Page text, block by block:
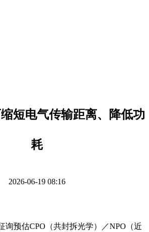
短电气传输距离、降低功
耗
2026-06-19 08:16
预估CPO（共封拆光学）／NPO（近